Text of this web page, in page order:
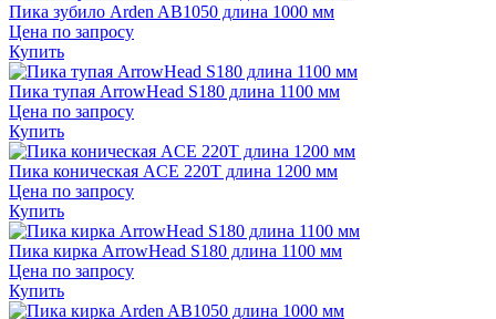
Пика зубило Arden AB1050 длина 1000 мм
Цена по запросу
Купить
Пика тупая ArrowHead S180 длина 1100 мм
Цена по запросу
Купить
Пика коническая ACE 220T длина 1200 мм
Цена по запросу
Купить
Пика кирка ArrowHead S180 длина 1100 мм
Цена по запросу
Купить